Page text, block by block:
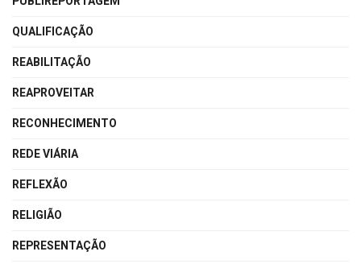
QUALIFICAÇÃO
REABILITAÇÃO
REAPROVEITAR
RECONHECIMENTO
REDE VIÁRIA
REFLEXÃO
RELIGIÃO
REPRESENTAÇÃO